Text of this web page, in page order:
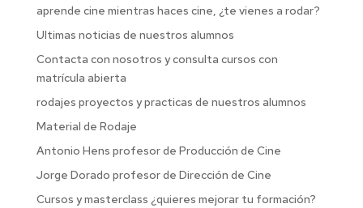
aprende cine mientras haces cine, ¿te vienes a rodar?
Ultimas noticias de nuestros alumnos
Contacta con nosotros y consulta cursos con
matrícula abierta
rodajes proyectos y practicas de nuestros alumnos
Material de Rodaje
Antonio Hens profesor de Producción de Cine
Jorge Dorado profesor de Dirección de Cine
Cursos y masterclass ¿quieres mejorar tu formación?